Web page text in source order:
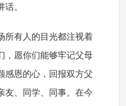
。
所有人的目光都注视着
，愿你们能够牢记父母
感恩的心，回报双方父
友、同学、同事。在今